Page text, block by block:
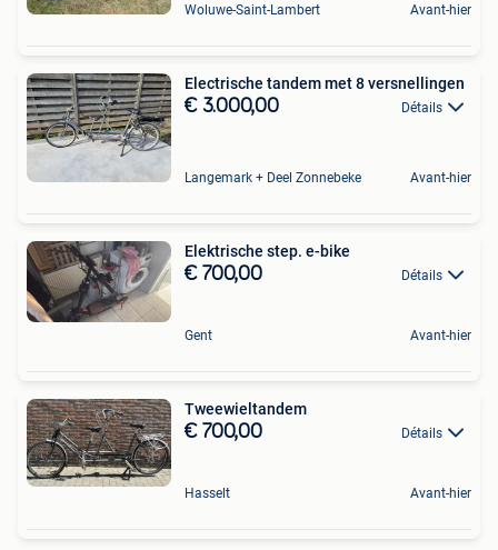
Woluwe-Saint-Lambert Avant-hier
Electrische tandem met 8 versnellingen
€ 3.000,00 Détails
Langemark + Deel Zonnebeke Avant-hier
Elektrische step. e-bike
€ 700,00 Détails
Gent Avant-hier
Tweewieltandem
€ 700,00 Détails
Hasselt Avant-hier